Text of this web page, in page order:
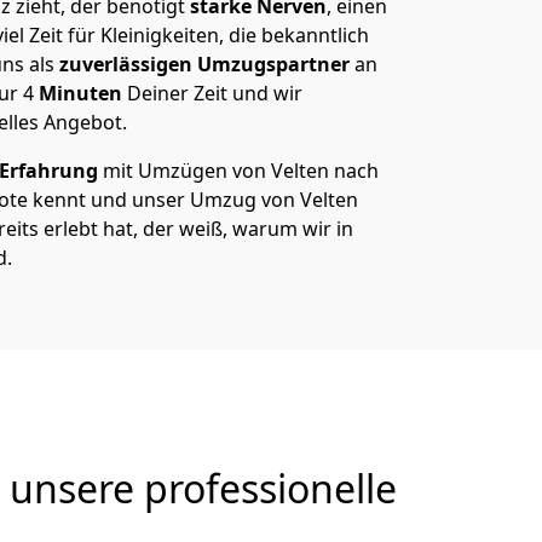
zieht, der benötigtstarke Nerven, einen
Zeit für Kleinigkeiten, die bekanntlich
als zuverlässigen Umzugspartneran
4 Minuten Deiner Zeit und wir
Angebot.
mit Umzügen von Velten nach
kennt und unser Umzug von Velten
erlebt hat, der weiß, warum wir in
professionelle